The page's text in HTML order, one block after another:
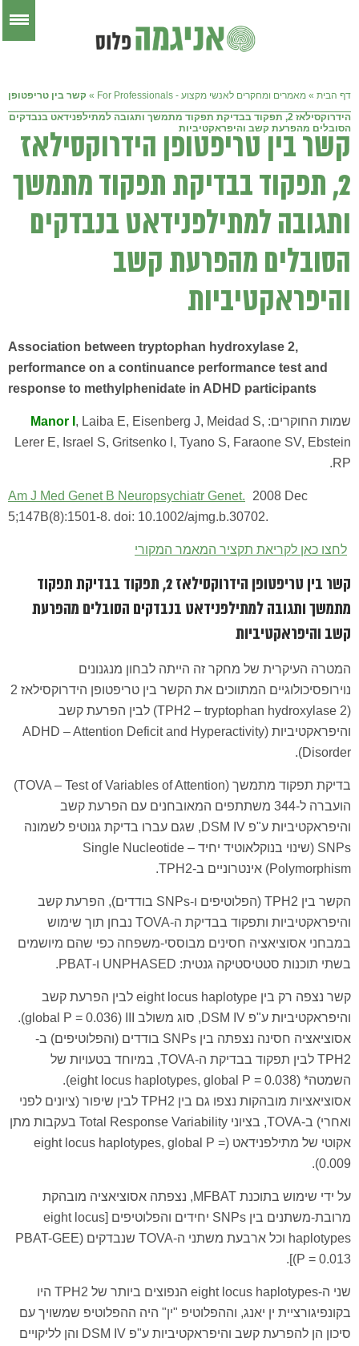
דף הבית » מאמרים ומחקרים לאנשי מקצוע - For Professionals » קשר בין טריפטופן
הידרוקסילאז 2, תפקוד בבדיקת תפקוד מתמשך ותגובה למתילפנידאט בנבדקים
הסובלים מהפרעת קשב והיפראקטיביות
קשר בין טריפטופן הידרוקסילאז
2, תפקוד בבדיקת תפקוד מתמשך
ותגובה למתילפנידאט בנבדקים
הסובלים מהפרעת קשב
והיפראקטיביות
Association between tryptophan hydroxylase 2,
performance on a continuance performance test and
response to methylphenidate in ADHD participants
שמות החוקרים: Manor I , Laiba E, Eisenberg J, Meidad S,
Lerer E, Israel S, Gritsenko I, Tyano S, Faraone SV, Ebstein
RP.
Am J Med Genet B Neuropsychiatr Genet.
2008 Dec
5;147B(8):1501-8. doi: 10.1002/ajmg.b.30702.
לחצו כאן לקריאת תקציר המאמר המקורי
קשר בין טריפטופן הידרוקסילאז 2, תפקוד בבדיקת תפקוד
מתמשך ותגובה למתילפנידאט בנבדקים הסובלים מהפרעת
קשב והיפראקטיביות
המטרה העיקרית של מחקר זה הייתה לבחון מנגנונים
נוירופסיכולוגיים המתווכים את הקשר בין טריפטופן הידרוקסילאז 2
(TPH2 – tryptophan hydroxylase 2) לבין הפרעת קשב
והיפראקטיביות (ADHD – Attention Deficit and Hyperactivity
Disorder).
בדיקת תפקוד מתמשך (TOVA – Test of Variables of Attention)
הועברה ל-344 משתתפים המאובחנים עם הפרעת קשב
והיפראקטיביות ע"פ DSM IV, שגם עברו בדיקת גנוטיפ לשמונה
SNPs (שינוי בנוקלאוטיד יחיד – Single Nucleotide
Polymorphism) אינטרוניים ב-TPH2.
הקשר בין TPH2 (הפלוטיפים ו-SNPs בודדים), הפרעת קשב
והיפראקטיביות ותפקוד בבדיקת ה-TOVA נבחן תוך שימוש
במבחני אסוציאציה חסינים מבוססי-משפחה כפי שהם מיושמים
בשתי תוכנות סטטיסטיקה גנטית: UNPHASED ו-PBAT.
קשר נצפה רק בין eight locus haplotype לבין הפרעת קשב
והיפראקטיביות ע"פ DSM IV, סוג משולב global P = 0.036) III).
אסוציאציה חסינה נצפתה בין SNPs בודדים (והפלוטיפים) ב-
TPH2 לבין תפקוד בבדיקת ה-TOVA, במיוחד בטעויות של
השמטה* (eight locus haplotypes, global P = 0.038).
אסוציאציות מובהקות נצפו גם בין TPH2 לבין שיפור (ציונים לפני
ואחרי) ב-TOVA, בציוני Total Response Variability בעקבות מתן
אקוטי של מתילפנידאט (eight locus haplotypes, global P =
0.009).
על ידי שימוש בתוכנת MFBAT, נצפתה אסוציאציה מובהקת
מרובת-משתנים בין SNPs יחידים והפלוטיפים [eight locus
haplotypes וכל ארבעת משתני ה-TOVA שנבדקים (PBAT-GEE
P = 0.013)].
שני ה-eight locus haplotypes הנפוצים ביותר של TPH2 היו
בקונפיגורציית ין יאנג, וההפלוטיפ "ין" היה ההפלוטיפ שמשויך עם
סיכון הן להפרעת קשב והיפראקטיביות ע"פ DSM IV והן לליקויים